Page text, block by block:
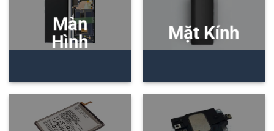
Màn
Hình
Mặt Kính